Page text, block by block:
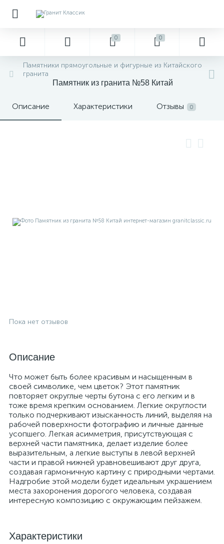
0 0
Памятники прямоугольные и фигурные из Китайского
гранита
Памятник из гранита №58 Китай
Описание Характеристики Отзывы 0
Пока нет отзывов
Описание
Что может быть более красивым и насыщенным в
своей символике, чем цветок? Этот памятник
повторяет округлые черты бутона с его легким и в
тоже время крепким основанием. Легкие округлости
только подчеркивают изысканность линий, выделяя на
рабочей поверхности фотографию и личные данные
усопшего. Легкая асимметрия, присутствующая с
верхней части памятника, делает изделие более
выразительным, а легкие выступы в левой верхней
части и правой нижней уравновешивают друг друга,
создавая гармоничную картину с природными чертами.
Надгробие этой модели будет идеальным украшением
места захоронения дорогого человека, создавая
интересную композицию с окружающим пейзажем.
Характеристики